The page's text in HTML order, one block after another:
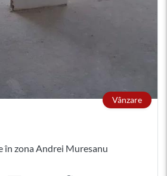
Vânzare
în zona Andrei Muresanu